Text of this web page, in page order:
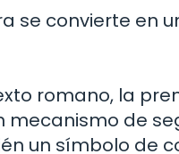
se convierte en
romano, la
mecanismo de
un símbolo de